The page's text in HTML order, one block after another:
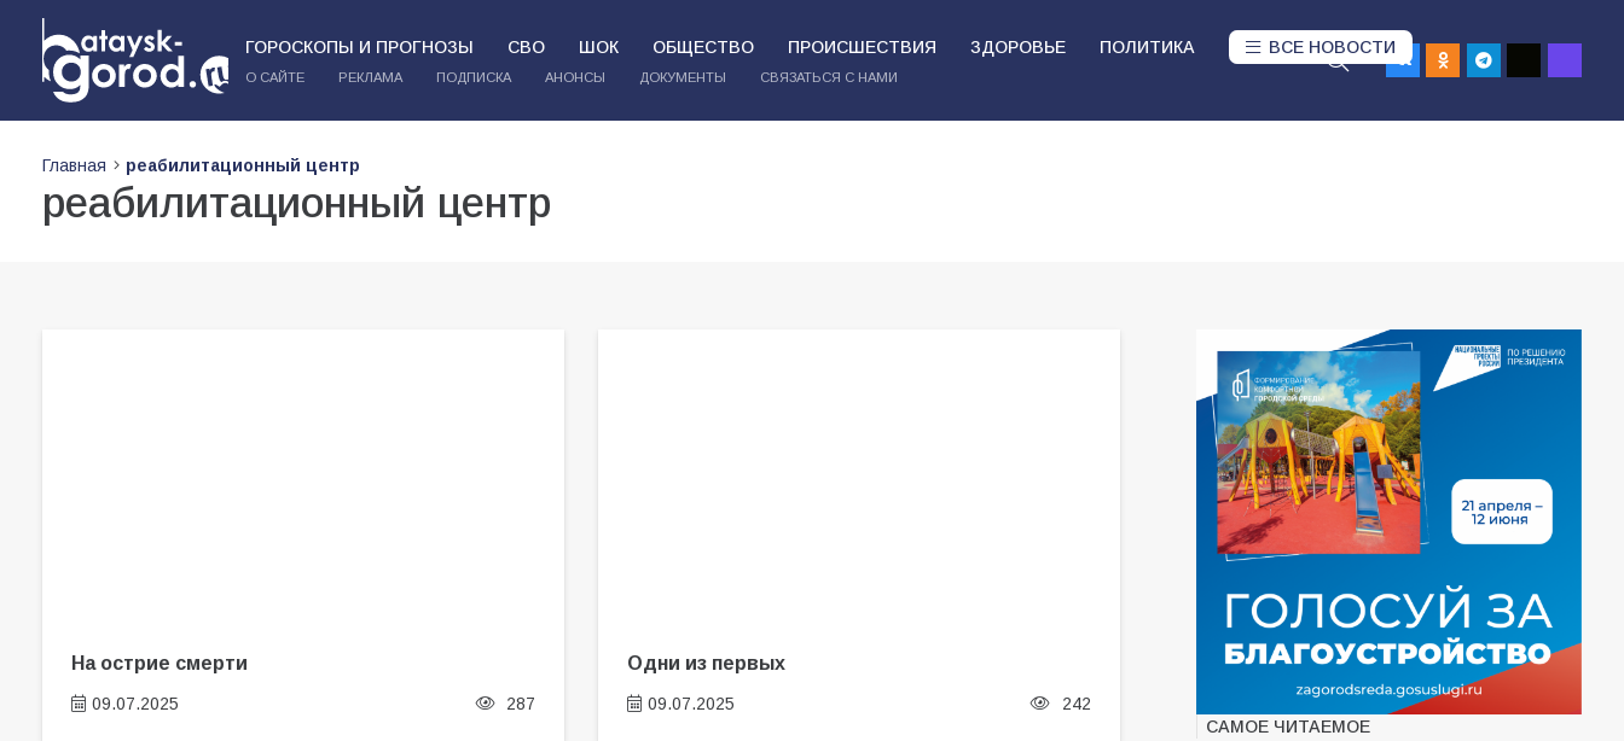
ГОРОСКОПЫ И ПРОГНОЗЫ СВО ШОК ОБЩЕСТВО ПРОИСШЕСТВИЯ ЗДОРОВЬЕ ПОЛИТИКА ВСЕ НОВОСТИ
О САЙТЕ РЕКЛАМА ПОДПИСКА АНОНСЫ ДОКУМЕНТЫ СВЯЗАТЬСЯ С НАМИ
Главная реабилитационный центр
реабилитационный центр
На острие смерти
09.07.2025 287
Одни из первых
09.07.2025 242
САМОЕ ЧИТАЕМОЕ